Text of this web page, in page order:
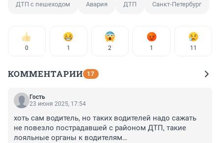
ДТП с пешеходом Авария ДТП Санкт-Петербург
0 1 2 1 11
КОММЕНТАРИИ 17
Гость
23 июня 2025, 17:54
хоть сам водитель, но таких водителей надо сажать
не повезло пострадавшей с районом ДТП, такие
лояльные органы к водителям